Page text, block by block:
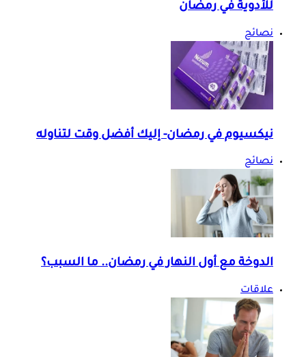
للأدوية في رمضان
نصائح
نيكسيوم في رمضان- إليك أفضل وقت لتناوله
نصائح
الدوخة مع أول النهار في رمضان.. ما السبب؟
علاقات